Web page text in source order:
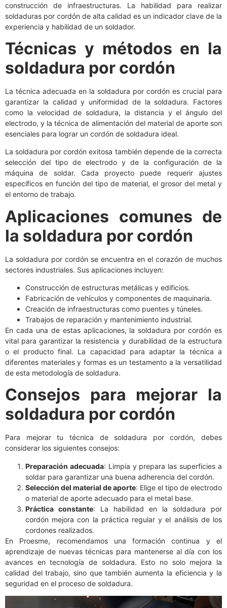
construcción de infraestructuras. La habilidad para realizar
soldaduras por cordón de alta calidad es un indicador clave de la
experiencia y habilidad de un soldador.
Técnicas y métodos en la
soldadura por cordón
La técnica adecuada en la soldadura por cordón es crucial para
garantizar la calidad y uniformidad de la soldadura. Factores
como la velocidad de soldadura, la distancia y el ángulo del
electrodo, y la técnica de alimentación del material de aporte son
esenciales para lograr un cordón de soldadura ideal.
La soldadura por cordón exitosa también depende de la correcta
selección del tipo de electrodo y de la configuración de la
máquina de soldar. Cada proyecto puede requerir ajustes
específicos en función del tipo de material, el grosor del metal y
el entorno de trabajo.
Aplicaciones comunes de
la soldadura por cordón
La soldadura por cordón se encuentra en el corazón de muchos
sectores industriales. Sus aplicaciones incluyen:
Construcción de estructuras metálicas y edificios.
Fabricación de vehículos y componentes de maquinaria.
Creación de infraestructuras como puentes y túneles.
Trabajos de reparación y mantenimiento industrial.
En cada una de estas aplicaciones, la soldadura por cordón es
vital para garantizar la resistencia y durabilidad de la estructura
o el producto final. La capacidad para adaptar la técnica a
diferentes materiales y formas es un testamento a la versatilidad
de esta metodología de soldadura.
Consejos para mejorar la
soldadura por cordón
Para mejorar tu técnica de soldadura por cordón, debes
considerar los siguientes consejos:
Preparación adecuada: Limpia y prepara las superficies a
soldar para garantizar una buena adherencia del cordón.
Selección del material de aporte: Elige el tipo de electrodo
o material de aporte adecuado para el metal base.
Práctica constante: La habilidad en la soldadura por
cordón mejora con la práctica regular y el análisis de los
cordones realizados.
En Proesme, recomendamos una formación continua y el
aprendizaje de nuevas técnicas para mantenerse al día con los
avances en tecnología de soldadura. Esto no solo mejora la
calidad del trabajo, sino que también aumenta la eficiencia y la
seguridad en el proceso de soldadura.